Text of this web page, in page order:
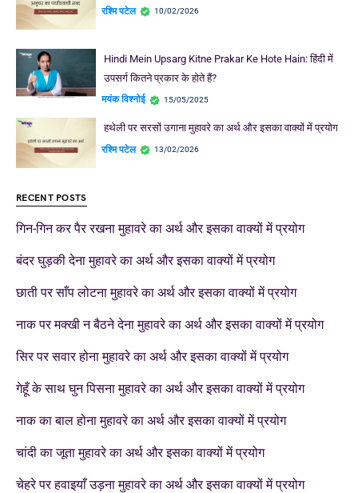
रश्मि पटेल 10/02/2026
Hindi Mein Upsarg Kitne Prakar Ke Hote Hain: हिंदी में
उपसर्ग कितने प्रकार के होते हैं?
मयंक विश्नोई 15/05/2025
हथेली पर सरसों उगाना मुहावरे का अर्थ और इसका वाक्यों में प्रयोग
रश्मि पटेल 13/02/2026
RECENT POSTS
गिन-गिन कर पैर रखना मुहावरे का अर्थ और इसका वाक्यों में प्रयोग
बंदर घुड़की देना मुहावरे का अर्थ और इसका वाक्यों में प्रयोग
छाती पर साँप लोटना मुहावरे का अर्थ और इसका वाक्यों में प्रयोग
नाक पर मक्खी न बैठने देना मुहावरे का अर्थ और इसका वाक्यों में प्रयोग
सिर पर सवार होना मुहावरे का अर्थ और इसका वाक्यों में प्रयोग
गेहूँ के साथ घुन पिसना मुहावरे का अर्थ और इसका वाक्यों में प्रयोग
नाक का बाल होना मुहावरे का अर्थ और इसका वाक्यों में प्रयोग
चांदी का जूता मुहावरे का अर्थ और इसका वाक्यों में प्रयोग
चेहरे पर हवाइयाँ उड़ना मुहावरे का अर्थ और इसका वाक्यों में प्रयोग